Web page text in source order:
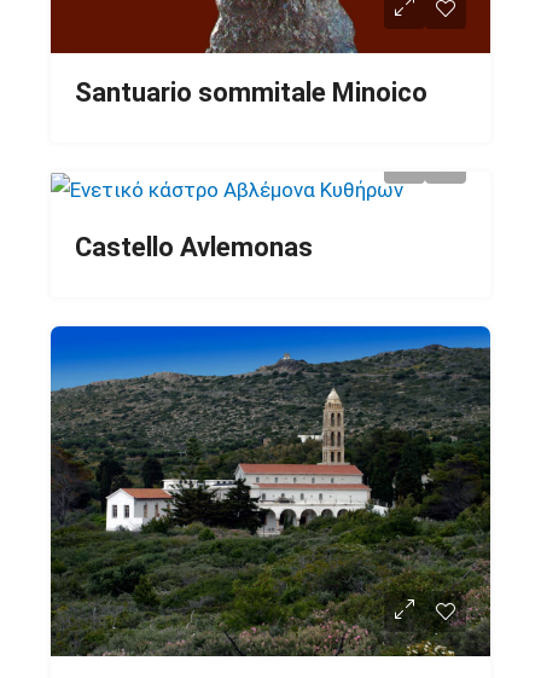
Santuario sommitale Minoico
Castello Avlemonas